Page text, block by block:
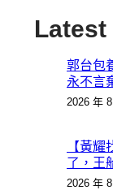
Latest
郭台包
永不言
2026 年
【黃
了，王
2026 年